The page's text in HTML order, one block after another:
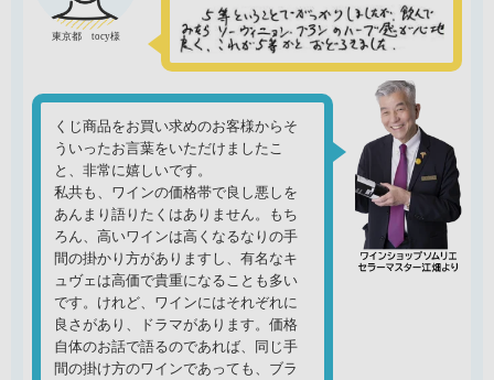
東京都 tocy様
くじ商品をお買い求めのお客様からそ
ういったお言葉をいただけましたこ
と、非常に嬉しいです。
私共も、ワインの価格帯で良し悪しを
あんまり語りたくはありません。もち
ろん、高いワインは高くなるなりの手
間の掛かり方がありますし、有名なキ
ュヴェは高価で貴重になることも多い
です。けれど、ワインにはそれぞれに
良さがあり、ドラマがあります。価格
自体のお話で語るのであれば、同じ手
間の掛け方のワインであっても、ブラ